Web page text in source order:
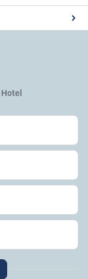
Hotel